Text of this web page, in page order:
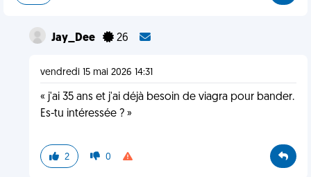
Jay_Dee 26
vendredi 15 mai 2026 14:31
« j'ai 35 ans et j'ai déjà besoin de viagra pour bander.
Es-tu intéressée ? »
2 0